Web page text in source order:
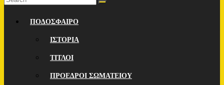
ΠΟΔΟΣΦΑΙΡΟ
ΙΣΤΟΡΙΑ
ΤΙΤΛΟΙ
ΠΡΟΕΔΡΟΙ ΣΩΜΑΤΕΙΟΥ